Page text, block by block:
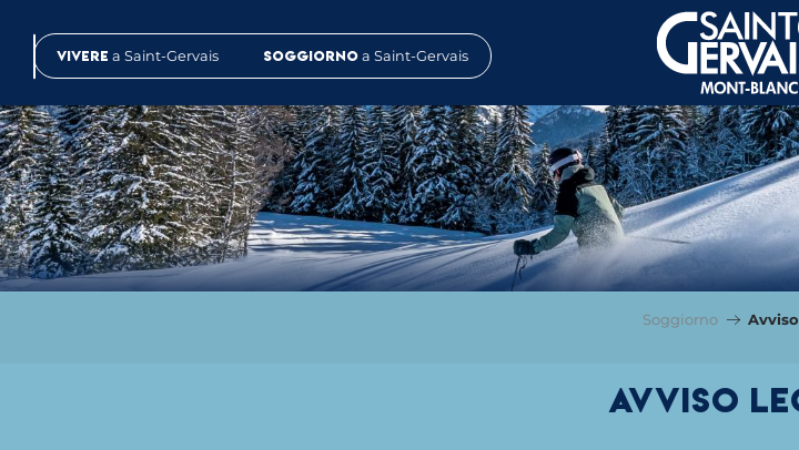
contenuVivere a Saint-Gervais Soggiorno a Saint-Gervais
Soggiorno
Avviso